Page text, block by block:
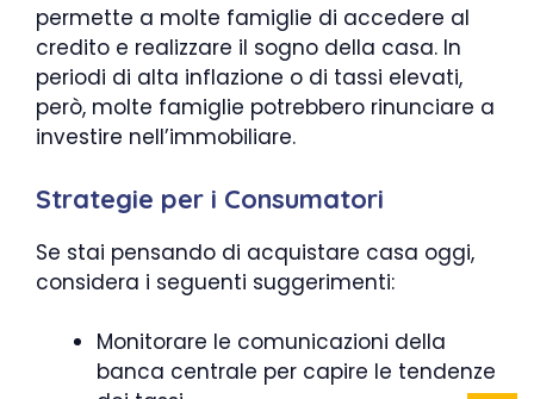
permette a molte famiglie di accedere al
credito e realizzare il sogno della casa. In
periodi di alta inflazione o di tassi elevati,
però, molte famiglie potrebbero rinunciare a
investire nell’immobiliare.
Strategie per i Consumatori
Se stai pensando di acquistare casa oggi,
considera i seguenti suggerimenti:
Monitorare le comunicazioni della
banca centrale per capire le tendenze